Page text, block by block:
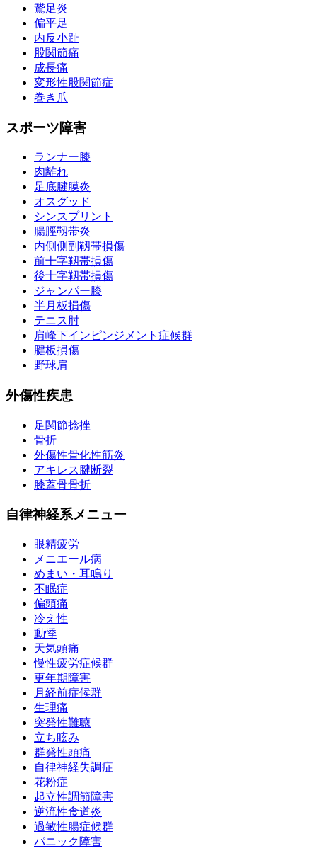
鵞足炎
偏平足
内反小趾
股関節痛
成長痛
変形性股関節症
巻き爪
スポーツ障害
ランナー膝
肉離れ
足底腱膜炎
オスグッド
シンスプリント
腸脛靱帯炎
内側側副靱帯損傷
前十字靱帯損傷
後十字靱帯損傷
ジャンパー膝
半月板損傷
テニス肘
肩峰下インピンジメント症候群
腱板損傷
野球肩
外傷性疾患
足関節捻挫
骨折
外傷性骨化性筋炎
アキレス腱断裂
膝蓋骨骨折
自律神経系メニュー
眼精疲労
メニエール病
めまい・耳鳴り
不眠症
偏頭痛
冷え性
動悸
天気頭痛
慢性疲労症候群
更年期障害
月経前症候群
生理痛
突発性難聴
立ち眩み
群発性頭痛
自律神経失調症
花粉症
起立性調節障害
逆流性食道炎
過敏性腸症候群
パニック障害